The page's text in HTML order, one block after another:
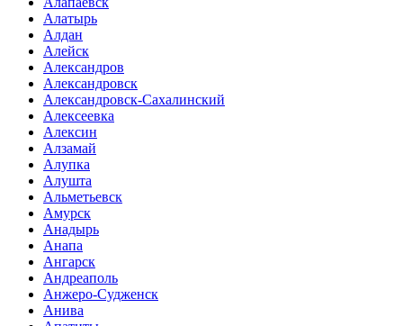
Алатырь
Алдан
Алейск
Александров
Александровск
Александровск-Сахалинский
Алексеевка
Алексин
Алзамай
Алупка
Алушта
Альметьевск
Амурск
Анадырь
Анапа
Ангарск
Андреаполь
Анжеро-Судженск
Анива